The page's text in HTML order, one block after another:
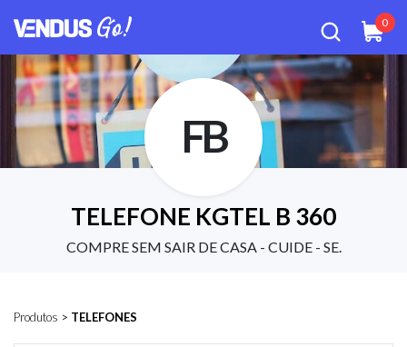
0
FB
TELEFONE KGTEL B 360
COMPRE SEM SAIR DE CASA - CUIDE - SE.
Produtos > TELEFONES